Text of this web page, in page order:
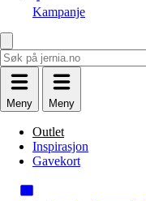
Kampanje
Meny Meny
Outlet
Inspirasjon
Gavekort